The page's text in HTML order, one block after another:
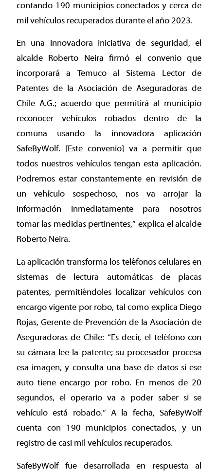
contando 190 municipios conectados y cerca de
mil vehículos recuperados durante el año 2023.
En una innovadora iniciativa de seguridad, el
alcalde Roberto Neira firmó el convenio que
incorporará a Temuco al Sistema Lector de
Patentes de la Asociación de Aseguradoras de
Chile A.G.; acuerdo que permitirá al municipio
reconocer vehículos robados dentro de la
comuna usando la innovadora aplicación
SafeByWolf. [Este convenio] va a permitir que
todos nuestros vehículos tengan esta aplicación.
Podremos estar constantemente en revisión de
un vehículo sospechoso, nos va arrojar la
información inmediatamente para nosotros
tomar las medidas pertinentes,” explica el alcalde
Roberto Neira.
La aplicación transforma los teléfonos celulares en
sistemas de lectura automáticas de placas
patentes, permitiéndoles localizar vehículos con
encargo vigente por robo, tal como explica Diego
Rojas, Gerente de Prevención de la Asociación de
Aseguradoras de Chile: “Es decir, el teléfono con
su cámara lee la patente; su procesador procesa
esa imagen, y consulta una base de datos si ese
auto tiene encargo por robo. En menos de 20
segundos, el operario va a poder saber si se
vehículo está robado.” A la fecha, SafeByWolf
cuenta con 190 municipios conectados, y un
registro de casi mil vehículos recuperados.
SafeByWolf fue desarrollada en respuesta al